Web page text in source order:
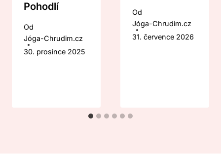
Pohodlí
Od
Jóga-Chrudim.cz
30. prosince 2025
Od
Jóga-Chrudim.cz
31. července 2026